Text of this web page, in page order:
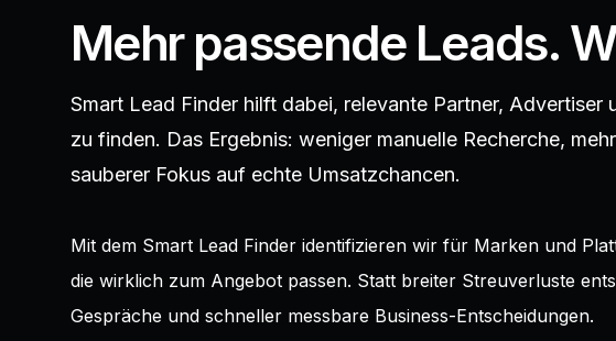
Mehr passende Leads.
Smart Lead Finder hilft dabei, relevante Partner, Advertiser
zu finden. Das Ergebnis: weniger manuelle Recherche,
sauberer Fokus auf echte Umsatzchancen.
Mit dem Smart Lead Finder identifizieren wir für Marken und
die wirklich zum Angebot passen. Statt breiter Streuverluste
Gespräche und schneller messbare Business-Entscheidungen.